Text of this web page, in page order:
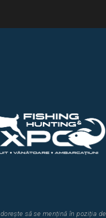
dorește să se mențină în poziția de